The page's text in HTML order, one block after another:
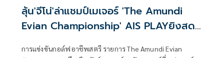
ลุ้น'จีโน่'ล่าแชมป์เมเจอร์ 'The Amundi
Evian Championship' AIS PLAYยิงสด
การแข่งขันกอล์ฟอาชีพสตรี รายการ The Amundi Evian